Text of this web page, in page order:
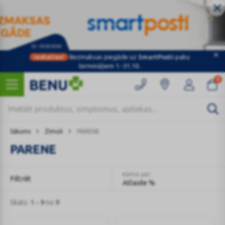
Ieskaties! Bezmaksas piegāde uz SmartPostipaku
termināļiem 1.-31.10.
0
Sākums Zīmoli PARENE
PARENE
Filtrēt Kārtot pēc
Atlaide %
Skats: 1 - 9no 9